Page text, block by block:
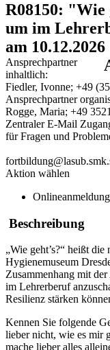
R08150: "Wie
um im
am 10.12.2026
Ansprechpartner
inhaltlich:
Fiedler, Ivonne; +49
Ansprechpartner
Rogge, Maria; +49
Zentraler E-Mail
für Fragen und
Aktion wählen
Beschreibung
„Wie geht’s?“ heißt
Hygienemuseum
Zusammenhang mit
im Lehrerberuf
Resilienz stärken
Kennen Sie folgende
lieber nicht, wie es mir
mache lieber alles